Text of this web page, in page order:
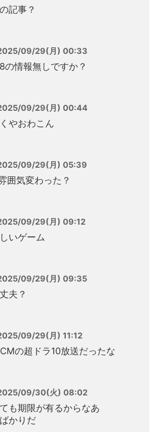
記事？
09/29(月) 00:33
の情報無しですか？
09/29(月) 00:44
やおわこん
09/29(月) 05:39
囲気変わった？
09/29(月) 09:12
いゲーム
09/29(月) 09:35
夫？
09/29(月) 11:12
の超ドラ10放送だったな
09/30(火) 08:02
も期限が有るからなあ
かりだ